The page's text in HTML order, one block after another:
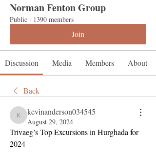
Norman Fenton Group
Public · 1390 members
Join
Discussion Media Members About
Back
kevinanderson034545
kevinanderson034545
August 29, 2024
Trivaeg’s Top Excursions in Hurghada for
2024